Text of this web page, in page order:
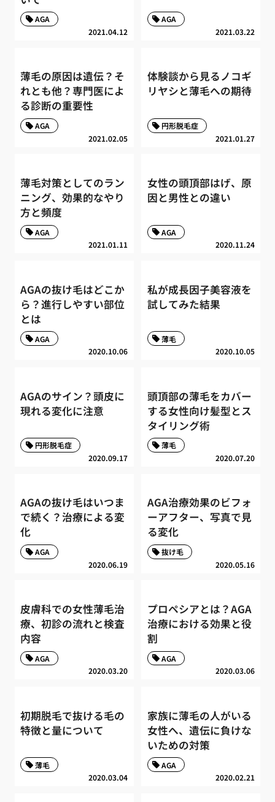
2021.04.12
AGA
2021.03.22
AGA
薄毛の原因は遺伝？そ
れとも他？専門医によ
る診断の重要性
2021.02.05
AGA
体験談から見るノコギ
リヤシと薄毛への期待
2021.01.27
円形脱毛症
薄毛対策としてのラン
ニング、効果的なやり
方と頻度
2021.01.11
AGA
女性の頭頂部はげ、原
因と男性との違い
2020.11.24
AGA
AGAの抜け毛はどこか
ら？進行しやすい部位
とは
2020.10.06
AGA
私が成長因子美容液を
試してみた結果
2020.10.05
薄毛
AGAのサイン？頭皮に
現れる変化に注意
2020.09.17
円形脱毛症
頭頂部の薄毛をカバー
する女性向け髪型とス
タイリング術
2020.07.20
薄毛
AGAの抜け毛はいつま
で続く？治療による変
化
2020.06.19
AGA
AGA治療効果のビフォ
ーアフター、写真で見
る変化
2020.05.16
抜け毛
皮膚科での女性薄毛治
療、初診の流れと検査
内容
2020.03.20
AGA
プロペシアとは？AGA
治療における効果と役
割
2020.03.06
AGA
初期脱毛で抜ける毛の
特徴と量について
2020.03.04
薄毛
家族に薄毛の人がいる
女性へ、遺伝に負けな
いための対策
2020.02.21
AGA